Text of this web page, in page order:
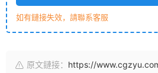
如有鏈接失效，請聯系客服
原文鏈接： https://